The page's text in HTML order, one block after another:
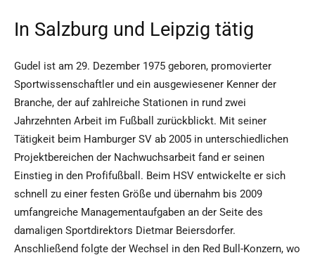
In Salzburg und Leipzig tätig
Gudel ist am 29. Dezember 1975 geboren, promovierter
Sportwissenschaftler und ein ausgewiesener Kenner der
Branche, der auf zahlreiche Stationen in rund zwei
Jahrzehnten Arbeit im Fußball zurückblickt. Mit seiner
Tätigkeit beim Hamburger SV ab 2005 in unterschiedlichen
Projektbereichen der Nachwuchsarbeit fand er seinen
Einstieg in den Profifußball. Beim HSV entwickelte er sich
schnell zu einer festen Größe und übernahm bis 2009
umfangreiche Managementaufgaben an der Seite des
damaligen Sportdirektors Dietmar Beiersdorfer.
Anschließend folgte der Wechsel in den Red Bull-Konzern, wo